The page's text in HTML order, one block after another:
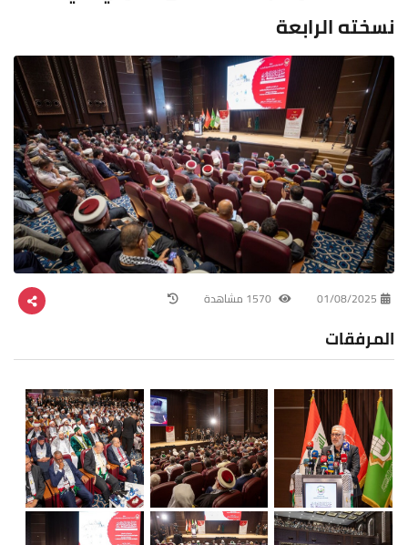
نسخته الرابعة
01/08/2025
المرفقات